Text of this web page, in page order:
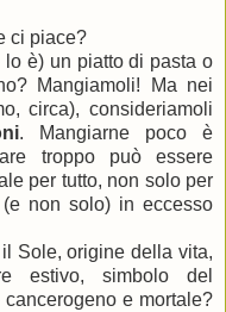
ci piace?
lo è) un piatto di pasta o
Mangiamoli! Ma nei
circa), consideriamoli
. Mangiarne poco è
troppo può essere
per tutto, non solo per
non solo) in eccesso
Sole, origine della vita,
estivo, simbolo del
e mortale?